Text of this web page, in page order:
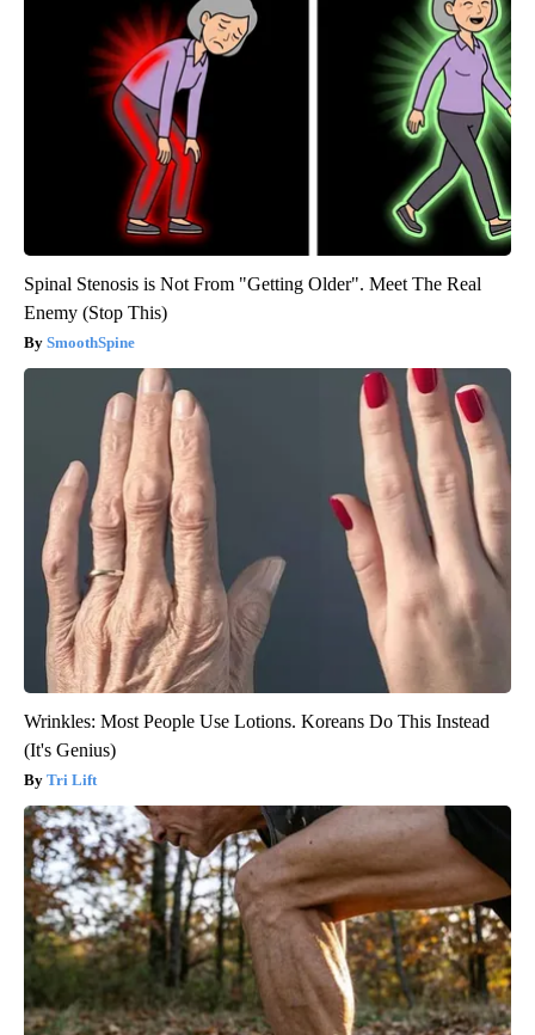
Spinal Stenosis is Not From "Getting Older". Meet The Real
Enemy (Stop This)
SmoothSpine
Wrinkles: Most People Use Lotions. Koreans Do This Instead
(It's Genius)
Tri Lift